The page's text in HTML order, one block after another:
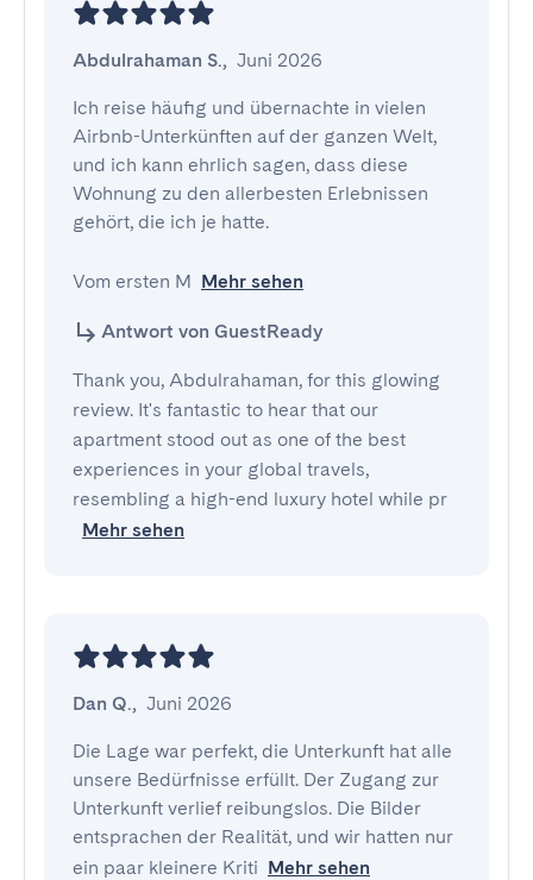
Abdulrahaman S., Juni 2026
Ich reise häufig und übernachte in vielen
Airbnb-Unterkünften auf der ganzen Welt,
und ich kann ehrlich sagen, dass diese
Wohnung zu den allerbesten Erlebnissen
gehört, die ich je hatte.
Vom ersten M Mehr sehen
Antwort von GuestReady
Thank you, Abdulrahaman, for this glowing
review. It's fantastic to hear that our
apartment stood out as one of the best
experiences in your global travels,
resembling a high-end luxury hotel while pr
Mehr sehen
Dan Q., Juni 2026
Die Lage war perfekt, die Unterkunft hat alle
unsere Bedürfnisse erfüllt. Der Zugang zur
Unterkunft verlief reibungslos. Die Bilder
entsprachen der Realität, und wir hatten nur
ein paar kleinere Kriti Mehr sehen